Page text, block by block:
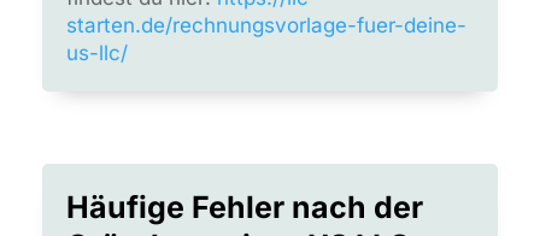
starten.de/rechnungsvorlage-fuer-deine-
us-llc/
Häufige Fehler nach der